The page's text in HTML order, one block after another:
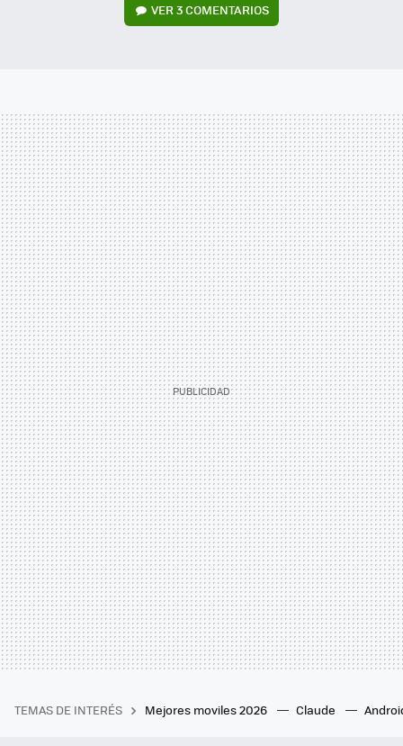
VER3 COMENTARIOS
TEMAS DE INTERÉS Mejores moviles 2026 Claude